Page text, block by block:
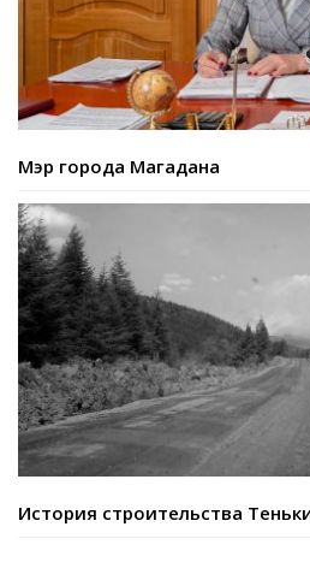
Мэр города Магадана
История строительства